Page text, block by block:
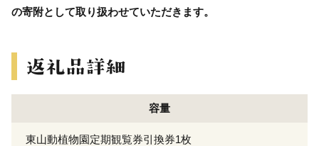
の寄附として取り扱わせていただきます。
容量
東山動植物園定期観覧券引換券1枚